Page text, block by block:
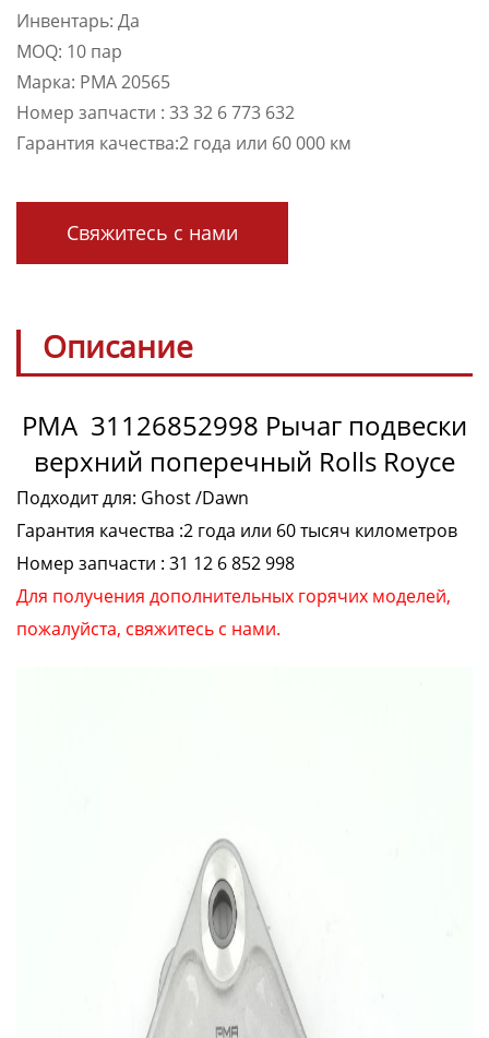
Инвентарь: Да
MOQ: 10 пар
Марка: PMA 20565
Номер запчасти : 33 32 6 773 632
Гарантия качества:2 года или 60 000 км
Свяжитесь с нами
Описание
PMA 31126852998 Рычаг подвески
верхний поперечный Rolls Royce
Подходит для: Ghost /Dawn
Гарантия качества :2 года или 60 тысяч километров
Номер запчасти : 31 12 6 852 998
Для получения дополнительных горячих моделей,
пожалуйста, свяжитесь с нами.